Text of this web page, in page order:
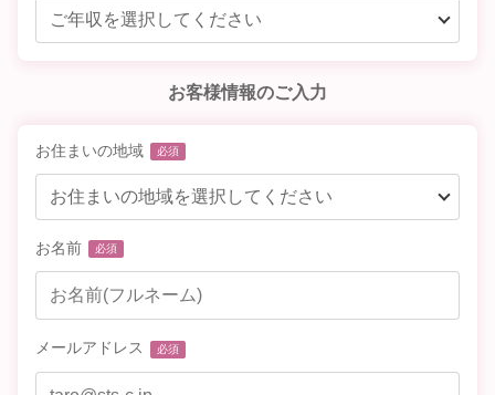
お客様情報のご入力
お住まいの地域 必須
お名前 必須
メールアドレス 必須